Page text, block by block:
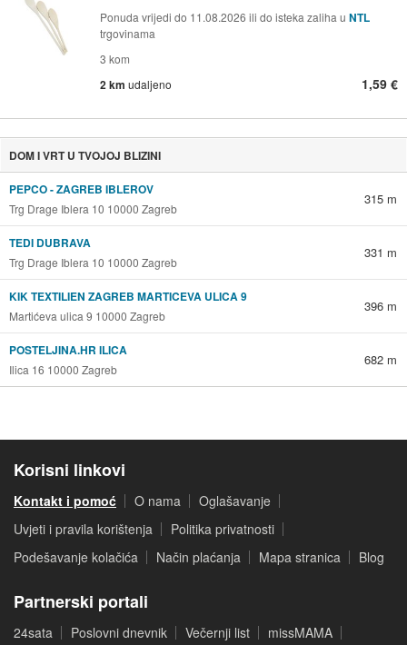
Ponuda vrijedi do 11.08.2026 ili do isteka zaliha u NTL
trgovinama
3 kom
2 km udaljeno 1,59 €
DOM I VRT U TVOJOJ BLIZINI
PEPCO - ZAGREB IBLEROV
Trg Drage Iblera 10 10000 Zagreb
315 m
TEDI DUBRAVA
Trg Drage Iblera 10 10000 Zagreb
331 m
KIK TEXTILIEN ZAGREB MARTICEVA ULICA 9
Martićeva ulica 9 10000 Zagreb
396 m
POSTELJINA.HR ILICA
Ilica 16 10000 Zagreb
682 m
Korisni linkovi
Kontakt i pomoć O nama
Oglašavanje
Uvjeti i pravila korištenja
Politika privatnosti
Podešavanje kolačića
Način plaćanja Mapa stranica Blog
Partnerski portali
24sata Poslovni dnevnik Večernji list missMAMA